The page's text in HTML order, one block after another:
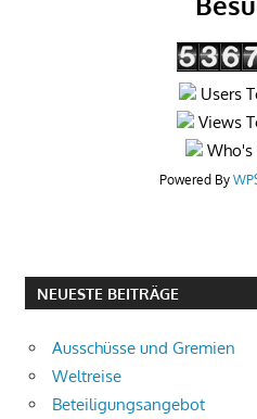
Users
Views
Who's
Powered By
NEUESTE BEITRÄGE
Ausschüsse und Gremien
Weltreise
Beteiligungsangebot